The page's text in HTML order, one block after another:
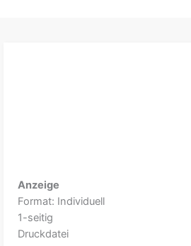
Anzeige
Format: Individuell
1-seitig
Druckdatei